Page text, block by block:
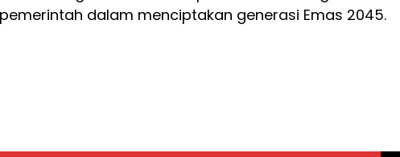
dalam menciptakan generasi Emas 2045.